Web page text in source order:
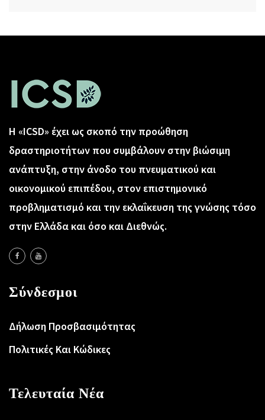
Η «ICSD» έχει ως σκοπό την προώθηση
δραστηριοτήτων που συμβάλουν στην βιώσιμη
ανάπτυξη, στην άνοδο του πνευματικού και
οικονομικού επιπέδου, στον επιστημονικό
προβληματισμό και την εκλαΐκευση της γνώσης τόσο
στην Ελλάδα και όσο και Διεθνώς.
Σύνδεσμοι
Δήλωση Προσβασιμότητας
Πολιτικές Και Κώδικες
Τελευταία Νέα